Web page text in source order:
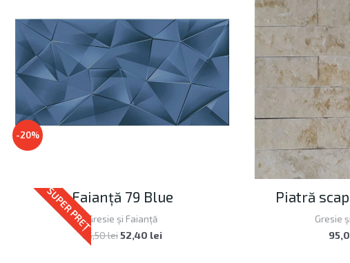
i
e
-20%
SUPER PREȚFaianță 79 Blue
Gresie și Faianță
65,50lei
65,50 lei.
52,40 lei
Piatră
Gresie